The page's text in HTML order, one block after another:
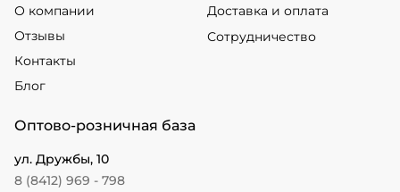
О компании
Отзывы
Контакты
Блог
Доставка и оплата
Сотрудничество
Оптово-розничная база
ул. Дружбы, 10
8 (8412) 969 - 798